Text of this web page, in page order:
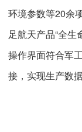
环境参数等20余
足航天产品“全生
操作界面符合军
接，实现生产数